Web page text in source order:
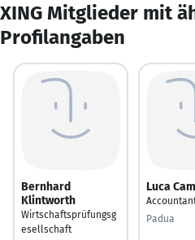
XING Mitglieder mit
Profilangaben
Bernhard
Klintworth
Wirtschaftsprüfungsg
esellschaft
Luca
Padua